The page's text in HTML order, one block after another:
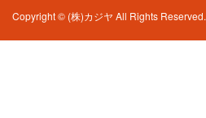
Copyright © (株)カジヤ All Rights Reserved.